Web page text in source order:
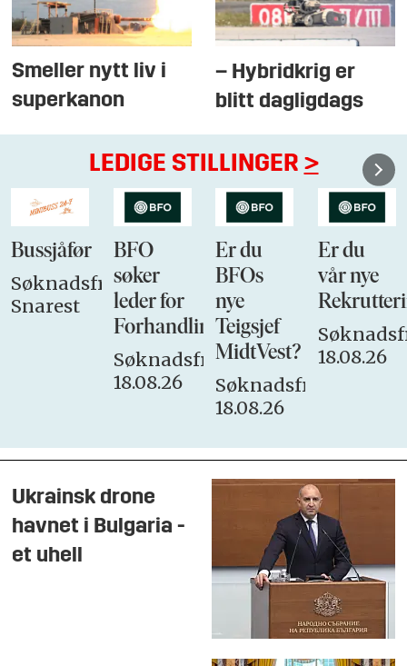
Smeller nytt liv i
superkanon
– Hybridkrig er
blitt dagligdags
LEDIGE STILLINGER >
Bussjåfør
Søknadsfrist:
Snarest
BFO
søker
leder for
Forhandlingsutvalget
Søknadsfrist:
18.08.26
Er du
BFOs
nye
Teigsjef
MidtVest?
Søknadsfrist:
18.08.26
Er du
vår nye
18.08.26
Ukrainsk drone
havnet i Bulgaria -
et uhell